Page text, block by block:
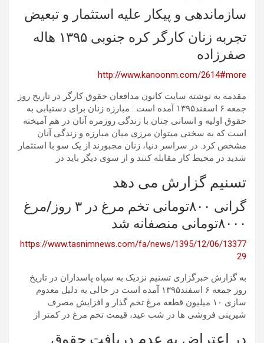
سازماندهی و پیکار علیه استثمار و تبعیض
تجربه زنان کارگر کره جنوبی ۱۳۹۵ هاله
صفرزاده
http://www.kanoonm.com/2614#more
مقدمه به نوشته سایت کانون مدافعان حقوق کارگر در تاریخ روز
جمعه ۶ اسفند۱۳۹۵ آمده است : مبارزه زنان برای دستیابی به
حقوق اولیه و انسانی چنان با زندگی روزمره آنان در هم آمیخته
است که به سختی میتوان مرزی میان مبارزه و زندگی آنان
مشخص کرد. در سراسر دنیا، زنان مجبورند از یک سو با استثمار
شدید در محیط کار مقابله کنند و از سوی دیگر باید در
تسنیم گزارش می دهد
گرانی ۸۰۰تومانی تخم مرغ در ۳ روز/مرغ
۸۰۰۰تومانی منصفانه شد
https://www.tasnimnews.com/fa/news/1395/12/06/13377
29
به گزارش خبرگزاری تسنیم نزدیک به سپاه پاسداران در تاریخ
روز جمعه ۶ اسفند۱۳۹۵ آمده است در حالی به دلیل معدوم
سازی ۱۰ میلیون قطعه مرغ تخم گذار و افزایش مصرف
شیرینی فروشی ها در شب عید، قیمت تخم مرغ در کمتر از
در اعتراض به عدم دریافت حقوق